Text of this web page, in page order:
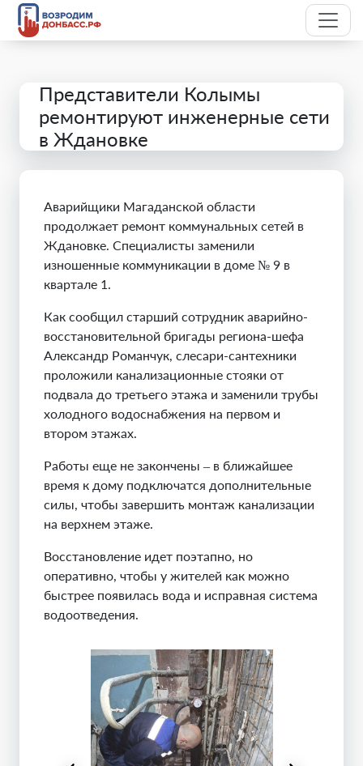
Представители Колымы
ремонтируют инженерные сети
в Ждановке
Аварийщики Магаданской области
продолжает ремонт коммунальных сетей в
Ждановке. Специалисты заменили
изношенные коммуникации в доме № 9 в
квартале 1.
Как сообщил старший сотрудник аварийно-
восстановительной бригады региона-шефа
Александр Романчук, слесари-сантехники
проложили канализационные стояки от
подвала до третьего этажа и заменили трубы
холодного водоснабжения на первом и
втором этажах.
Работы еще не закончены – в ближайшее
время к дому подключатся дополнительные
силы, чтобы завершить монтаж канализации
на верхнем этаже.
Восстановление идет поэтапно, но
оперативно, чтобы у жителей как можно
быстрее появилась вода и исправная система
водоотведения.